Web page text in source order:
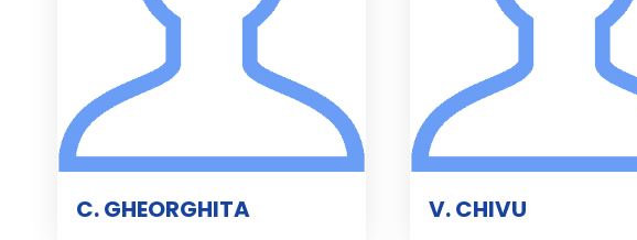
C. GHEORGHITA V. CHIVU